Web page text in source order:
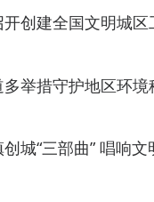
创建全国文明城区
举措守护地区环境
城“三部曲” 唱响